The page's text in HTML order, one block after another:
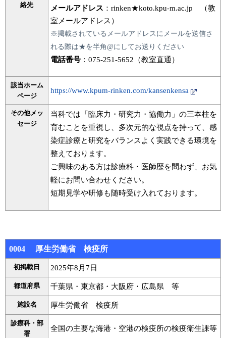
絡先
メールアドレス ：rinken★koto.kpu-m.ac.jp （教
室メールアドレス）
※掲載されているメールアドレスにメールを送信さ
れる際は★を半角@にしてお送りください
電話番号 ：075-251-5652（教室直通）
該当ホーム
ページ
https://www.kpum-rinken.com/kansenkensa
その他メッ
セージ
当科では「臨床力・研究力・協働力」の三本柱を
育むことを重視し、多次元的な視点を持って、感
染症診療と研究をバランスよく実践できる環境を
整えております。
ご興味のある方は診療科・医師歴を問わず、お気
軽にお問い合わせください。
短期見学や研修も随時受け入れております。
0004 厚生労働省 検疫所
初掲載日 2025年8月7日
都道府県 千葉県・東京都・大阪府・広島県 等
施設名 厚生労働省 検疫所
診療科・部
署
全国の主要な海港・空港の検疫所の検疫衛生課等